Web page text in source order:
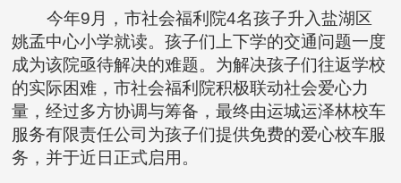
今年9月，市社会福利院4名孩子升入盐湖区
姚孟中心小学就读。孩子们上下学的交通问题一度
成为该院亟待解决的难题。为解决孩子们往返学校
的实际困难，市社会福利院积极联动社会爱心力
量，经过多方协调与筹备，最终由运城运泽林校车
服务有限责任公司为孩子们提供免费的爱心校车服
务，并于近日正式启用。